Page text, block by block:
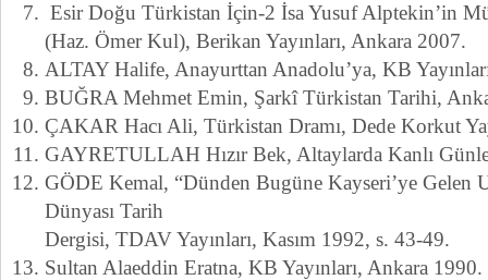
Esir Doğu Türkistan İçin-2 İsa Yusuf Alptekin’in
(Haz. Ömer Kul), Berikan Yayınları, Ankara 2007.
ALTAY Halife, Anayurttan Anadolu’ya, KB
BUĞRA Mehmet Emin, Şarkî Türkistan Tarihi,
ÇAKAR Hacı Ali, Türkistan Dramı, Dede Korkut
GAYRETULLAH Hızır Bek, Altaylarda Kanlı
GÖDE Kemal, “Dünden Bugüne Kayseri’ye Gelen
Dünyası Tarih
Dergisi, TDAV Yayınları, Kasım 1992, s. 43-49.
Sultan Alaeddin Eratna, KB Yayınları, Ankara 1990.